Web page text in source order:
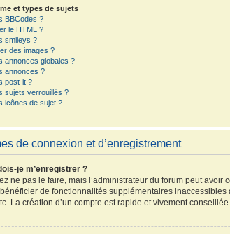
et types de sujets
BBCodes ?
le HTML ?
smileys ?
des images ?
annonces globales ?
annonces ?
post-it ?
sujets verrouillés ?
icônes de sujet ?
de connexion et d’enregistrement
je m’enregistrer ?
ne pas le faire, mais l’administrateur du forum peut
de fonctionnalités supplémentaires
La création d’un compte est rapide et vivement conseillée.